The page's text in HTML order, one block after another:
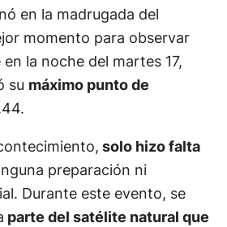
en la madrugada del
momento para observar
la noche del martes 17,
su máximo punto de
solo hizo falta
preparación ni
Durante este evento, se
parte del satélite natural que